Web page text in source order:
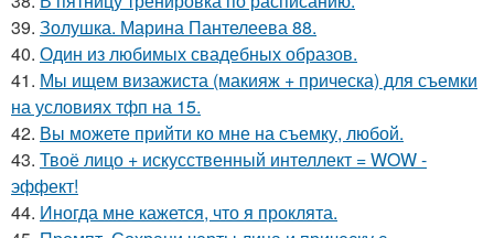
39. Золушка. Марина Пантелеева 88.
40. Один из любимых свадебных образов.
41. Мы ищем визажиста (макияж + прическа) для съемки
на условиях тфп на 15.
42. Вы можете прийти ко мне на съемку, любой.
43. Твоё лицо + искусственный интеллект = WOW -
эффект!
44. Иногда мне кажется, что я проклята.